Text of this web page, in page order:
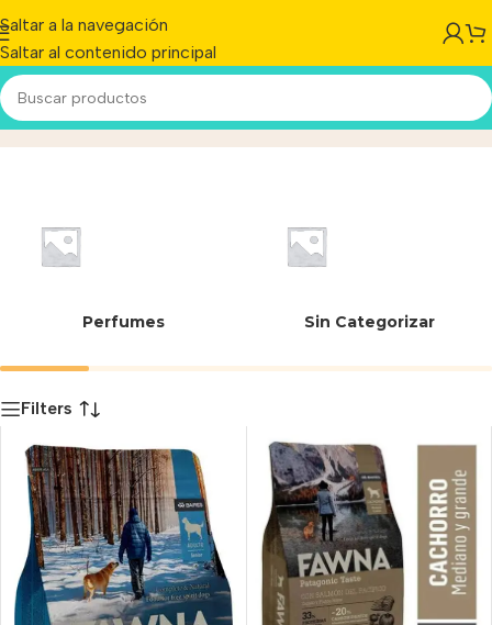
Saltar a la navegación
Saltar al contenido principal
7798088564189Inicio/Producto
Perfumes Sin Categorizar
Filters